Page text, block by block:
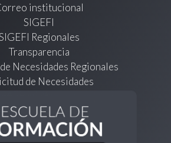
institucional
SIGEFI
Regionales
Transparencia
Necesidades Regionales
de Necesidades